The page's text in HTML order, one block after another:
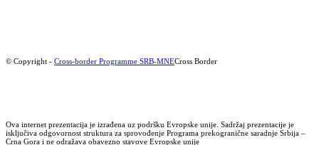
© Copyright - Cross-border Programme SRB-MNECross Border
Ova internet prezentacija je izrađena uz podršku Evropske unije. Sadržaj prezentacije je
isključiva odgovornost struktura za sprovođenje Programa prekogranične saradnje Srbija –
Crna Gora i ne odražava obavezno stavove Evropske unije